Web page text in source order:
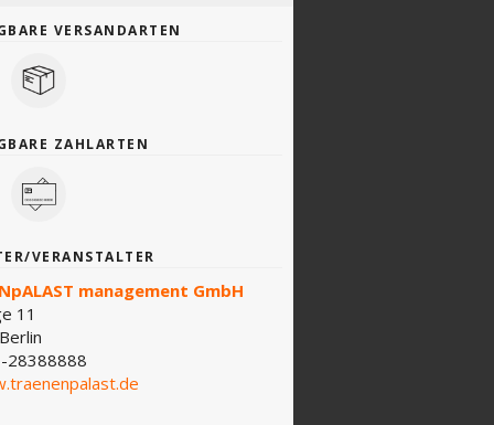
VERSANDARTEN
ZAHLARTEN
VERANSTALTER
management GmbH
11